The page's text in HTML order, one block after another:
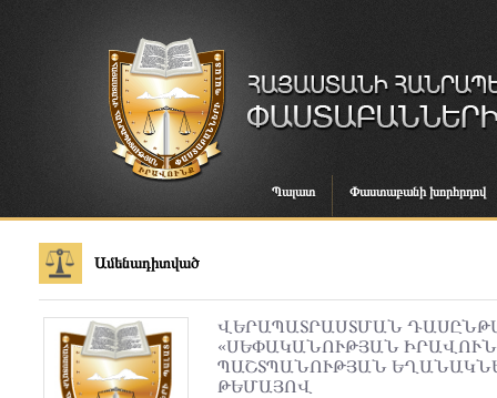
Պալատ Փաստաբանի խորհրդով
Ամենադիտված
ՎԵՐԱՊԱՏՐԱՍՏՄԱՆ
«ՍԵՓԱԿԱՆՈՒԹՅԱՆ
ՊԱՇՏՊԱՆՈՒԹՅԱՆ
ԹԵՄԱՅՈՎ